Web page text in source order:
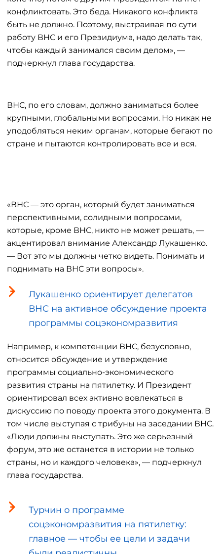
конфликтовать. Это беда. Никакого конфликта
быть не должно. Поэтому, выстраивая по сути
работу ВНС и его Президиума, надо делать так,
чтобы каждый занимался своим делом», —
подчеркнул глава государства.
ВНС, по его словам, должно заниматься более
крупными, глобальными вопросами. Но никак не
уподобляться неким органам, которые бегают по
стране и пытаются контролировать все и вся.
«ВНС — это орган, который будет заниматься
перспективными, солидными вопросами,
которые, кроме ВНС, никто не может решать, —
акцентировал внимание Александр Лукашенко.
— Вот это мы должны четко видеть. Понимать и
поднимать на ВНС эти вопросы».
Лукашенко ориентирует делегатов
ВНС на активное обсуждение проекта
программы соцэкономразвития
Например, к компетенции ВНС, безусловно,
относится обсуждение и утверждение
программы социально-экономического
развития страны на пятилетку. И Президент
ориентировал всех активно вовлекаться в
дискуссию по поводу проекта этого документа. В
том числе выступая с трибуны на заседании ВНС.
«Люди должны выступать. Это же серьезный
форум, это же останется в истории не только
страны, но и каждого человека», — подчеркнул
глава государства.
Турчин о программе
соцэкономразвития на пятилетку:
главное — чтобы ее цели и задачи